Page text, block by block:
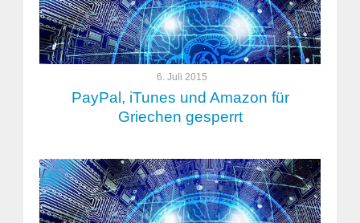
6. Juli 2015
PayPal, iTunes und Amazon für
Griechen gesperrt